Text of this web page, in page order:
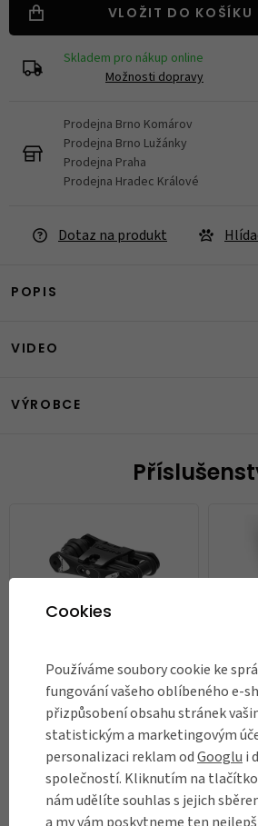
VLOŽIT DO KOŠÍKU
Skladem pro nákup online
Možnosti dopravy
Prodejna Brno Komárov
Prodejna Brno Lužánky
Prodejna Praha
Prodejna Hradec Králové
Dotaz na produkt
POPIS
VIDEO
VÝROBCE
Mini nářadí Lezyne RAP II 19
1 189 Kč
Skladem
DO KOŠÍKU
890
Cookies
Používáme soubory cookie ke
fungování vašeho oblíbeného e-
přizpůsobení obsahu stránek
statistickým a marketingovým
personalizaci reklam odGooglu i
společností. Kliknutím na
nám udělíte souhlas s jejich